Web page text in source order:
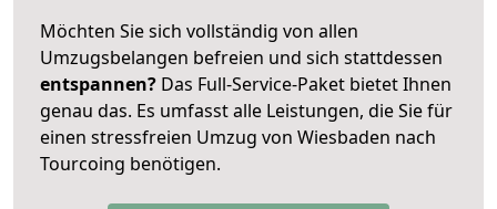
Möchten Sie sich vollständig von allen
Umzugsbelangen befreien und sich stattdessen
entspannen? Das Full-Service-Paket bietet Ihnen
genau das. Es umfasst alle Leistungen, die Sie für
einen stressfreien Umzug von Wiesbaden nach
Tourcoing benötigen.